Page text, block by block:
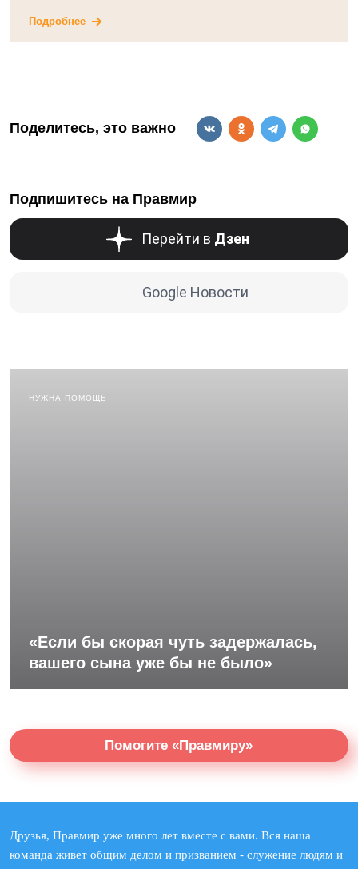
Подробнее
Поделитесь, это важно
Подпишитесь на Правмир
Перейти в Дзен
Google Новости
НУЖНА ПОМОЩЬ
«Если бы скорая чуть задержалась,
вашего сына уже бы не было»
Помогите «Правмиру»
Друзья, Правмир уже много лет вместе с вами. Вся наша
команда живет общим делом и призванием - служение людям и